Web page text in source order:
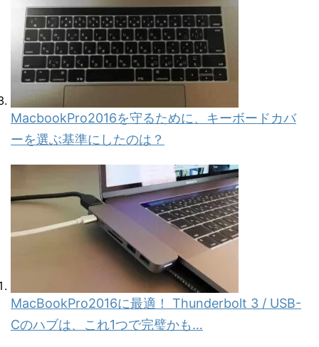
MacbookPro2016を守るために、キーボードカバ
ーを選ぶ基準にしたのは？
MacBookPro2016に最適！ Thunderbolt 3 / USB-
Cのハブは、これ1つで完璧かも…